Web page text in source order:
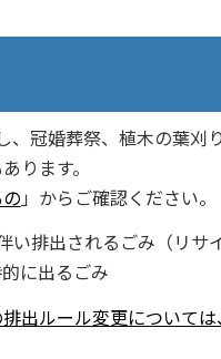
冠婚葬祭、植木の葉刈
ます。
」からご確認ください。
排出されるごみ（リサ
に出るごみ
出ルール変更については